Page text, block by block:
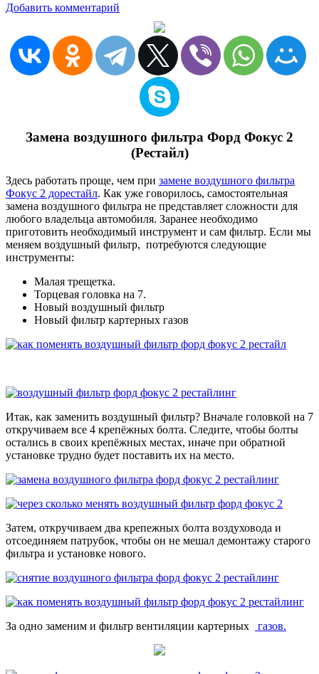
Добавить комментарий
Замена воздушного фильтра Форд Фокус 2
(Рестайл)
Здесь работать проще, чем при замене воздушного фильтра
Фокус 2 дорестайл. Как уже говорилось, самостоятельная
замена воздушного фильтра не представляет сложности для
любого владельца автомобиля. Заранее необходимо
приготовить необходимый инструмент и сам фильтр. Если мы
меняем воздушный фильтр, потребуются следующие
инструменты:
Малая трещетка.
Торцевая головка на 7.
Новый воздушный фильтр
Новый фильтр картерных газов
Итак, как заменить воздушный фильтр? Вначале головкой на 7
откручиваем все 4 крепёжных болта. Следите, чтобы болты
остались в своих крепёжных местах, иначе при обратной
установке трудно будет поставить их на место.
Затем, откручиваем два крепежных болта воздуховода и
отсоединяем патрубок, чтобы он не мешал демонтажу старого
фильтра и установке нового.
За одно заменим и фильтр вентиляции картерных газов.